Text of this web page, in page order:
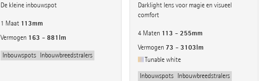
De kleine inbouwspot
1 Maat 113mm
Vermogen 163 - 881lm
Inbouwspots Inbouwbreedstralers
Darklight lens voor magie en visueel
comfort
4 Maten 113 - 255mm
Vermogen 73 - 3103lm
Tunable white
Inbouwspots Inbouwbreedstralers